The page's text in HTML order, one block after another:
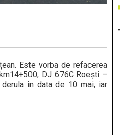
Este vorba de refacerea
DJ 676C Roești –
în data de 10 mai, iar